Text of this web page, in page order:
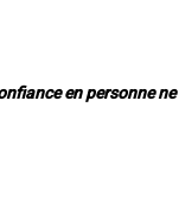
en personne ne